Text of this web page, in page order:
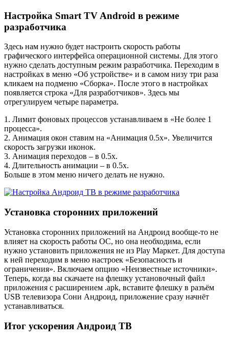
Настройка Smart TV Android в режиме
разработчика
Здесь нам нужно будет настроить скорость работы
графического интерфейса операционной системы. Для этого
нужно сделать доступным режим разработчика. Переходим в
настройках в меню «Об устройстве» и в самом низу три раза
кликаем на подменю «Сборка». После этого в настройках
появляется строка «Для разработчиков». Здесь мы
отрегулируем четыре параметра.
1. Лимит фоновых процессов устанавливаем в «Не более 1
процесса».
2. Анимация окон ставим на «Анимация 0.5х». Увеличится
скорость загрузки иконок.
3. Анимация переходов – в 0.5х.
4. Длительность анимации – в 0.5х.
Больше в этом меню ничего делать не нужно.
Установка сторонних приложений
Установка сторонних приложений на Андроид вообще-то не
влияет на скорость работы ОС, но она необходима, если
нужно установить приложения не из Play Маркет. Для доступа
к ней переходим в меню настроек «Безопасность и
ограничения». Включаем опцию «Неизвестные источники».
Теперь, когда вы скачаете на флешку установочный файл
приложения с расширением .apk, вставите флешку в разъём
USB телевизора Сони Андроид, приложение сразу начнёт
устанавливаться.
Итог ускорения Андроид ТВ